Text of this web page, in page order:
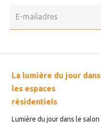
La lumière du jour dans
les espaces
résidentiels
Lumière du jour dans le salon